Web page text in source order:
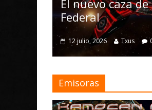
nuevo caza de la Armada
Txus 0
Emisoras